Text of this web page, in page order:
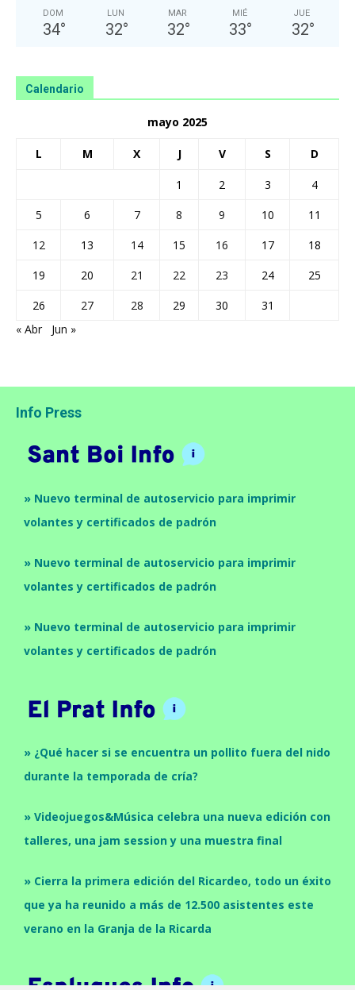
DOM
34°
LUN
32°
MAR
32°
MIÉ
33°
JUE
32°
Calendario
mayo 2025
L M X J V S D
1 2 3
4
5
6 7 8 9 10
11
12
13 14 15 16 17
18
19
20 21 22 23 24
25
26
27 28 29 30
31
« Abr
Jun »
Info Press
» Nuevo terminal de autoservicio para imprimir
volantes y certificados de padrón
» Nuevo terminal de autoservicio para imprimir
volantes y certificados de padrón
» Nuevo terminal de autoservicio para imprimir
volantes y certificados de padrón
» ¿Qué hacer si se encuentra un pollito fuera del nido
durante la temporada de cría?
» Videojuegos&Música celebra una nueva edición con
talleres, una jam session y una muestra final
» Cierra la primera edición del Ricardeo, todo un éxito
que ya ha reunido a más de 12.500 asistentes este
verano en la Granja de la Ricarda